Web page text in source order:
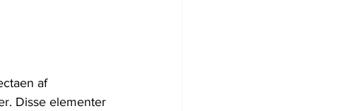
af
Disse elementer